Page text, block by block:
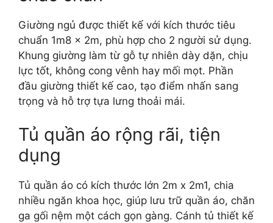
Giường ngủ được thiết kế với kích thước tiêu
chuẩn 1m8 x 2m, phù hợp cho 2 người sử dụng.
Khung giường làm từ gỗ tự nhiên dày dặn, chịu
lực tốt, không cong vênh hay mối mọt. Phần
đầu giường thiết kế cao, tạo điểm nhấn sang
trọng và hỗ trợ tựa lưng thoải mái.
Tủ quần áo rộng rãi, tiện
dụng
Tủ quần áo có kích thước lớn 2m x 2m1, chia
nhiều ngăn khoa học, giúp lưu trữ quần áo, chăn
ga gối nệm một cách gọn gàng. Cánh tủ thiết kế